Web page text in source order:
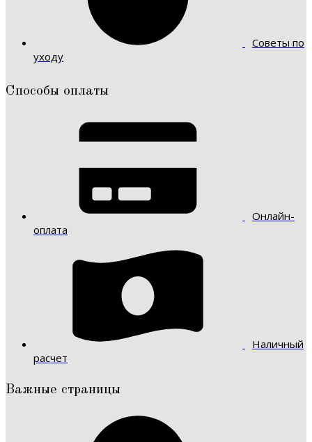
Советы по
уходу
Способы оплаты
Онлайн-
оплата
Наличный
расчет
Важные страницы